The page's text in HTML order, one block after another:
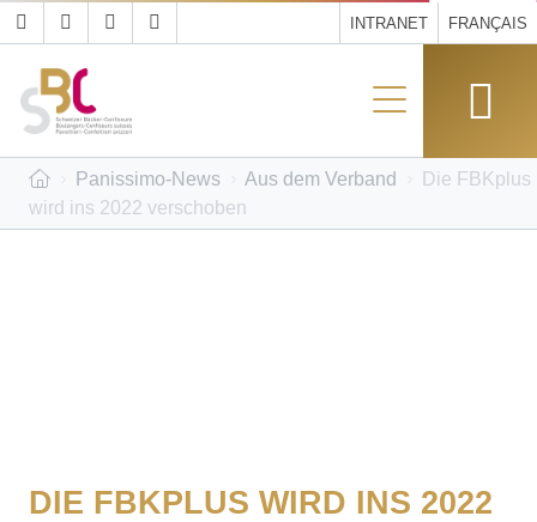
INTRANET FRANÇAIS
Panissimo-News Aus dem Verband
Die FBKplus
wird ins 2022 verschoben
DIE FBKPLUS WIRD INS 2022